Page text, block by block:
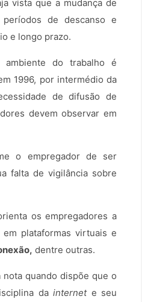
vista que a mudança de
de descanso e
e longo prazo.
do trabalho é
1996, por intermédio da
de difusão de
devem observar em
o empregador de ser
falta de vigilância sobre
os empregadores a
plataformas virtuais e
dentre outras.
quando dispõe que o
dainternete seu